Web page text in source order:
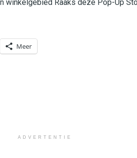
winkelgebied Raaks deze Pop-Up
Meer
ADVERTENTIE